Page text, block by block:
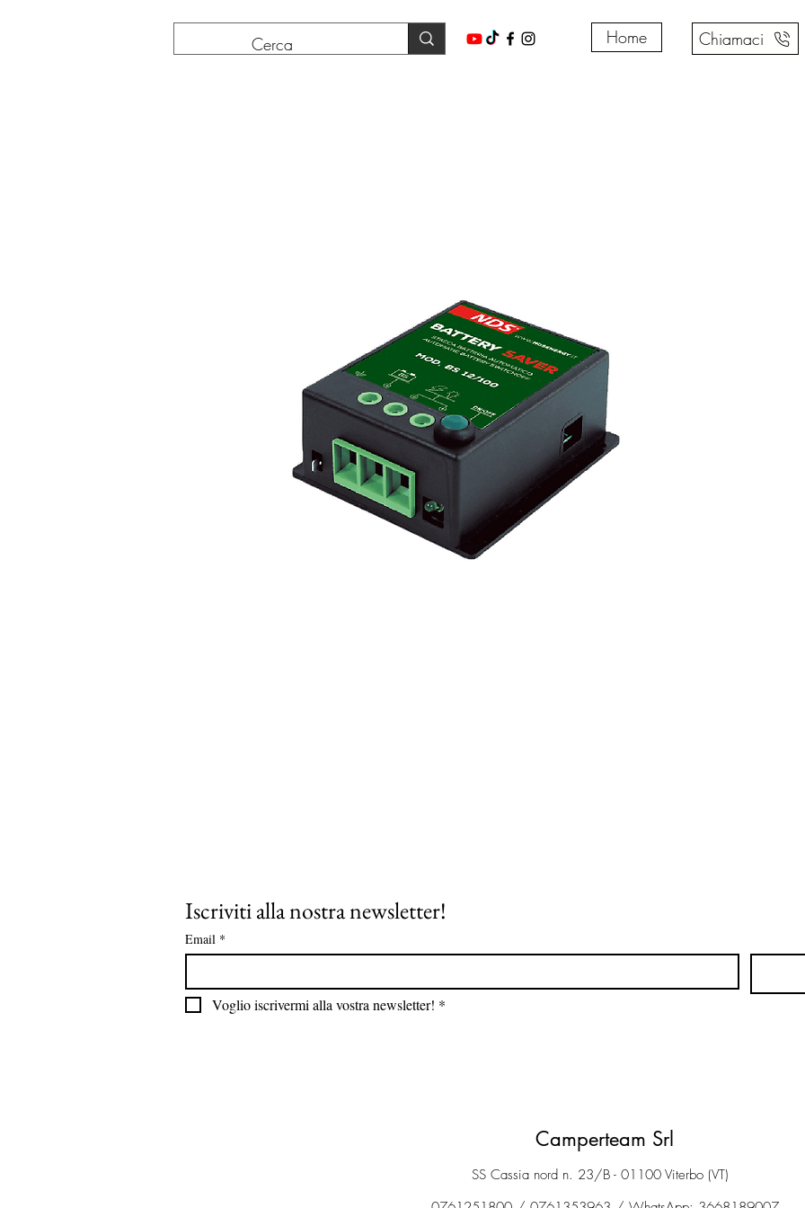
Home Chiamaci
Iscriviti alla nostra newsletter!
Email *
Voglio iscrivermi alla vostra newsletter! *
Camperteam Srl
SS Cassia nord n. 23/B - 01100 Viterbo (VT)